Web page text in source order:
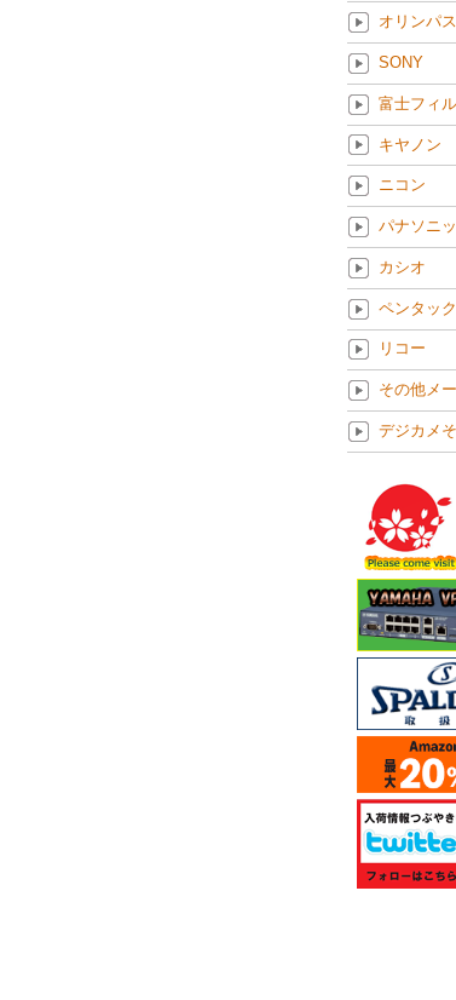
オリンパス
SONY
富士フィ
キヤノン
ニコン
パナソニ
カシオ
ペンタッ
リコー
その他メ
デジカメ